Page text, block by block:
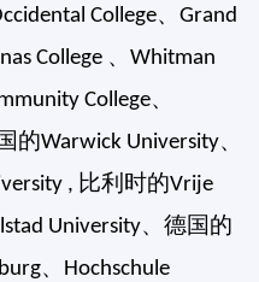
College、 Grand
College 、 Whitman
College、
的Warwick University、
, 比利时的Vrije
University、德国的
、
Hochschule